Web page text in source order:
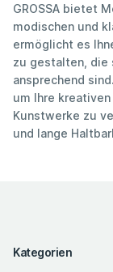
GROSSA bietet
modischen und
ermöglicht es
zu gestalten, die
ansprechend
um Ihre
Kunstwerke zu
und lange
Kategorien